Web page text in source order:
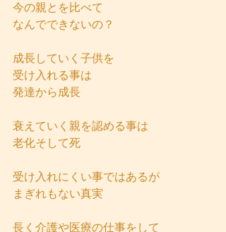
今の親とを比べて
なんでできないの？
成長していく子供を
受け入れる事は
発達から成長
衰えていく親を認める事は
老化そして死
受け入れにくい事ではあるが
まぎれもない真実
長く介護や医療の仕事をして